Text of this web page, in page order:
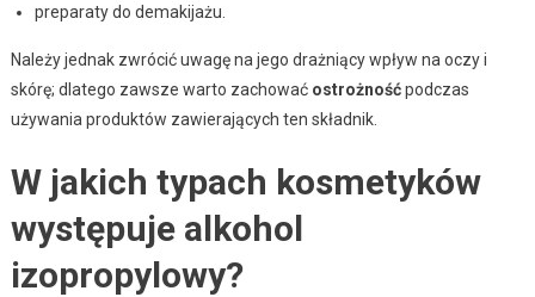
preparaty do demakijażu.
Należy jednak zwrócić uwagę na jego drażniący wpływ na oczy i
skórę; dlatego zawsze warto zachować ostrożnośćpodczas
używania produktów zawierających ten składnik.
W jakich typach kosmetyków
występuje alkohol
izopropylowy?